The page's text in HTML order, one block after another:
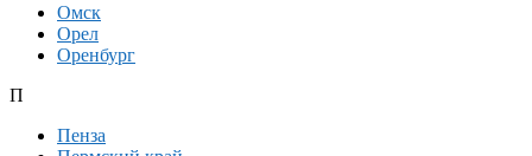
Омск
Орел
Оренбург
П
Пенза